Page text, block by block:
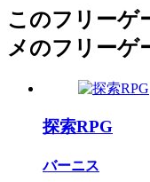
このフリーゲ
メのフリーゲ
探索RPG
バーニス